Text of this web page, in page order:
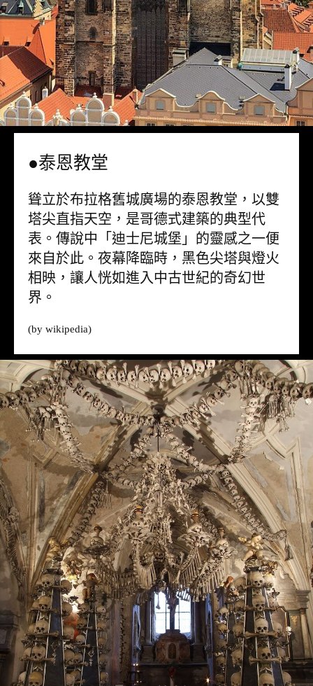
●泰恩教堂
聳立於布拉格舊城廣場的泰恩教堂，以雙
塔尖直指天空，是哥德式建築的典型代
表。傳說中「迪士尼城堡」的靈感之一便
來自於此。夜幕降臨時，黑色尖塔與燈火
相映，讓人恍如進入中古世紀的奇幻世
界。
(by wikipedia)